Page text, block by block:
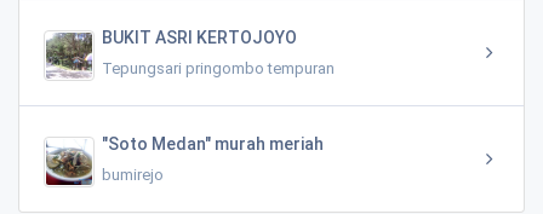
BUKIT ASRI KERTOJOYO
Tepungsari pringombo tempuran
"Soto Medan" murah meriah
bumirejo